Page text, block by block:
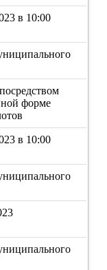
в 10:00
форме
в 10:00